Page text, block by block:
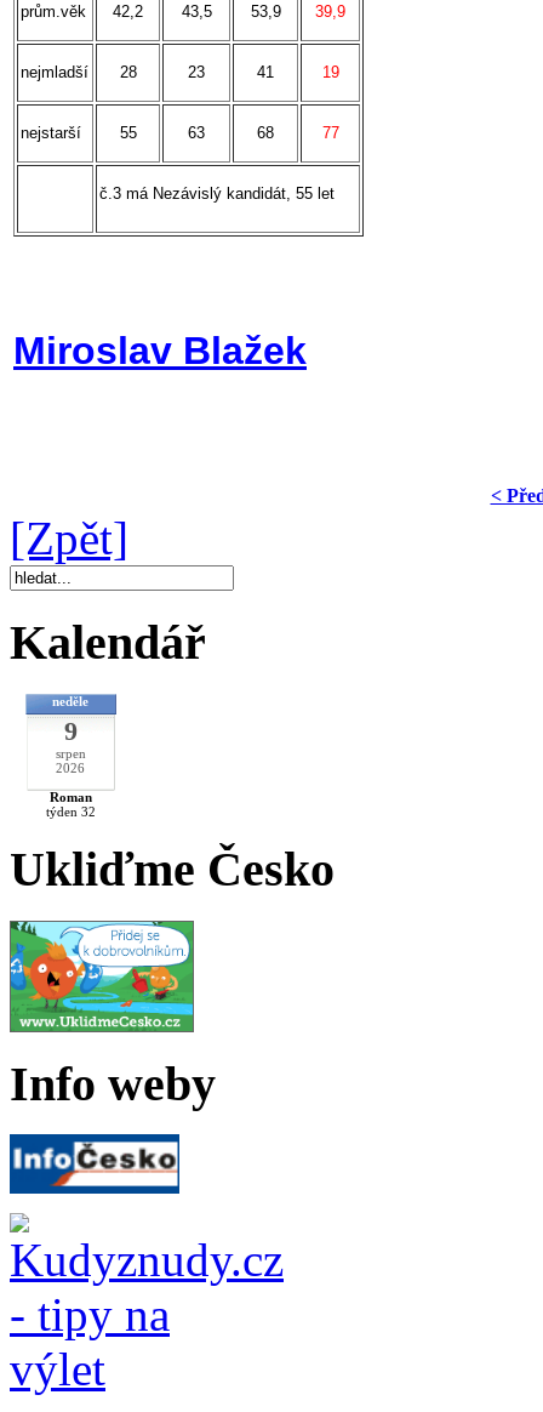
prům.věk 42,2 43,5 53,9 39,9
nejmladší 28 23 41 19
nejstarší 55 63 68 77
č.3 má Nezávislý kandidát, 55 let
Miroslav Blažek
<
[Zpět]
Kalendář
neděle
9
srpen
2026
Roman
týden 32
Ukliďme Česko
Info weby